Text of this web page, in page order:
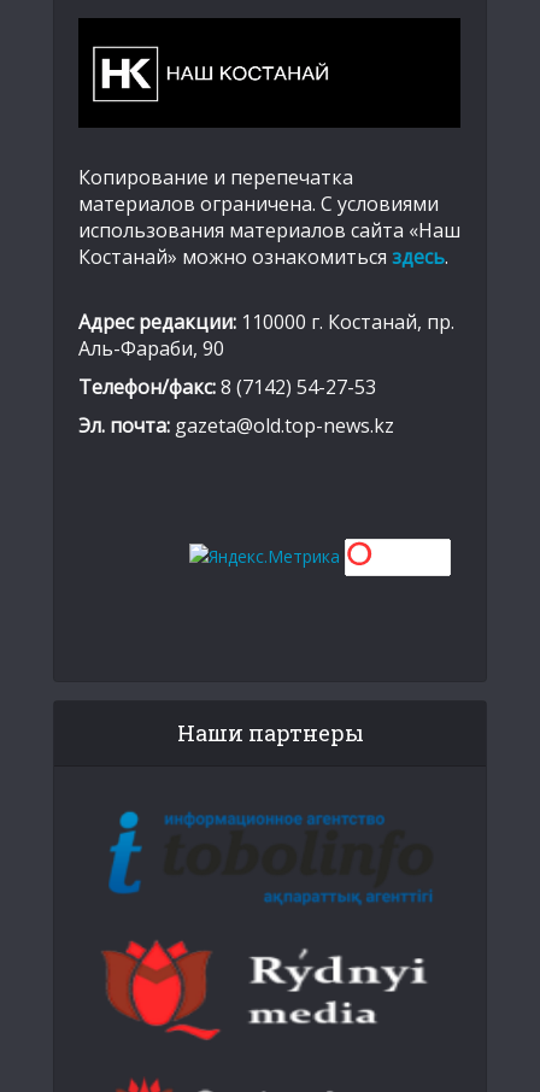
Копирование и перепечатка
материалов ограничена. С условиями
использования материалов сайта «Наш
Костанай» можно ознакомиться здесь.
Адрес редакции: 110000 г. Костанай, пр.
Аль-Фараби, 90
Телефон/факс:8 (7142) 54-27-53
Эл. почта: gazeta@old.top-news.kz
Наши партнеры